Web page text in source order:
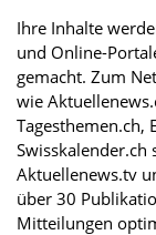
Ihre Inhalte
und Online-
gemacht. Zum
wie
Tagesthemen.ch,
Aktuellenews.tv
über 30
Mitteilungen